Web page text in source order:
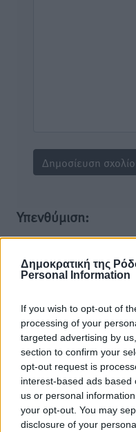
Δημοκρατική της
Personal Information
If you wish to opt-out of
processing of your
targeted advertising by
section to confirm your
opt-out request is
interest-based ads
us or personal
your opt-out. You may
disclosure of your
Υπενθύμιση:
ιστοσελίδες είναι
παρεχόμενου
o καιρός τώρα:
29°
αίθριος καιρός